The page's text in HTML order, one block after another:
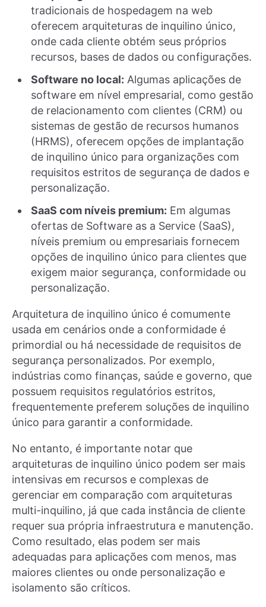
tradicionais de hospedagem na web
oferecem arquiteturas de inquilino único,
onde cada cliente obtém seus próprios
recursos, bases de dados ou configurações.
Software no local: Algumas aplicações de
software em nível empresarial, como gestão
de relacionamento com clientes (CRM) ou
sistemas de gestão de recursos humanos
(HRMS), oferecem opções de implantação
de inquilino único para organizações com
requisitos estritos de segurança de dados e
personalização.
SaaS com níveis premium: Em algumas
ofertas de Software as a Service (SaaS),
níveis premium ou empresariais fornecem
opções de inquilino único para clientes que
exigem maior segurança, conformidade ou
personalização.
Arquitetura de inquilino único é comumente
usada em cenários onde a conformidade é
primordial ou há necessidade de requisitos de
segurança personalizados. Por exemplo,
indústrias como finanças, saúde e governo, que
possuem requisitos regulatórios estritos,
frequentemente preferem soluções de inquilino
único para garantir a conformidade.
No entanto, é importante notar que
arquiteturas de inquilino único podem ser mais
intensivas em recursos e complexas de
gerenciar em comparação com arquiteturas
multi-inquilino, já que cada instância de cliente
requer sua própria infraestrutura e manutenção.
Como resultado, elas podem ser mais
adequadas para aplicações com menos, mas
maiores clientes ou onde personalização e
isolamento são críticos.